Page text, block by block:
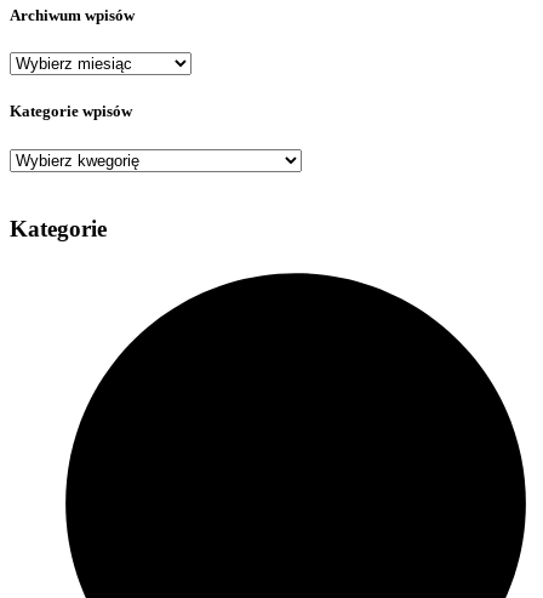
Archiwum wpisów
Archiwum
Kategorie wpisów
Kategorie
Kategorie